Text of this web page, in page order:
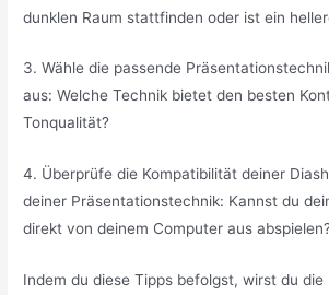
dunklen Raum stattfinden oder ist ein
3. Wähle die passende
aus: Welche Technik bietet den besten
Tonqualität?
4. Überprüfe die Kompatibilität deiner
deiner Präsentationstechnik: Kannst du
direkt von deinem Computer aus
Indem du diese Tipps befolgst, wirst du die